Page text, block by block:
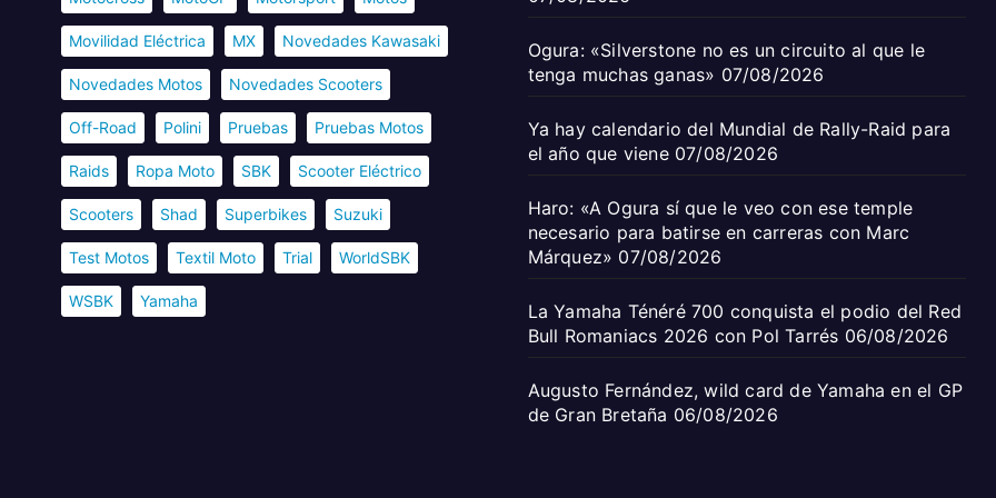
Movilidad Eléctrica MX Novedades Kawasaki
Novedades Motos Novedades Scooters
Off-Road Polini Pruebas Pruebas Motos
Raids Ropa Moto SBK Scooter Eléctrico
Scooters Shad Superbikes Suzuki
Test Motos Textil Moto Trial WorldSBK
WSBK Yamaha
Ogura: «Silverstone no es un circuito al que le
tenga muchas ganas» 07/08/2026
Ya hay calendario del Mundial de Rally-Raid para
el año que viene 07/08/2026
Haro: «A Ogura sí que le veo con ese temple
necesario para batirse en carreras con Marc
Márquez» 07/08/2026
La Yamaha Ténéré 700 conquista el podio del Red
Bull Romaniacs 2026 con Pol Tarrés 06/08/2026
Augusto Fernández, wild card de Yamaha en el GP
de Gran Bretaña 06/08/2026